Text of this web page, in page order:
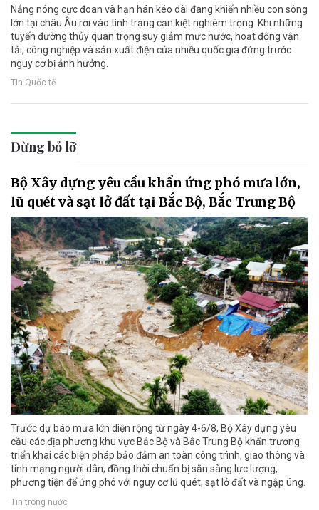
Nắng nóng cực đoan và hạn hán kéo dài đang khiến nhiều con sông
lớn tại châu Âu rơi vào tình trạng cạn kiệt nghiêm trọng. Khi những
tuyến đường thủy quan trọng suy giảm mực nước, hoạt động vận
tải, công nghiệp và sản xuất điện của nhiều quốc gia đứng trước
nguy cơ bị ảnh hưởng.
Tin Quốc tế
Đừng bỏ lỡ
Bộ Xây dựng yêu cầu khẩn ứng phó mưa lớn,
lũ quét và sạt lở đất tại Bắc Bộ, Bắc Trung Bộ
Trước dự báo mưa lớn diện rộng từ ngày 4-6/8, Bộ Xây dựng yêu
cầu các địa phương khu vực Bắc Bộ và Bắc Trung Bộ khẩn trương
triển khai các biện pháp bảo đảm an toàn công trình, giao thông và
tính mạng người dân; đồng thời chuẩn bị sẵn sàng lực lượng,
phương tiện để ứng phó với nguy cơ lũ quét, sạt lở đất và ngập úng.
Tin trong nước